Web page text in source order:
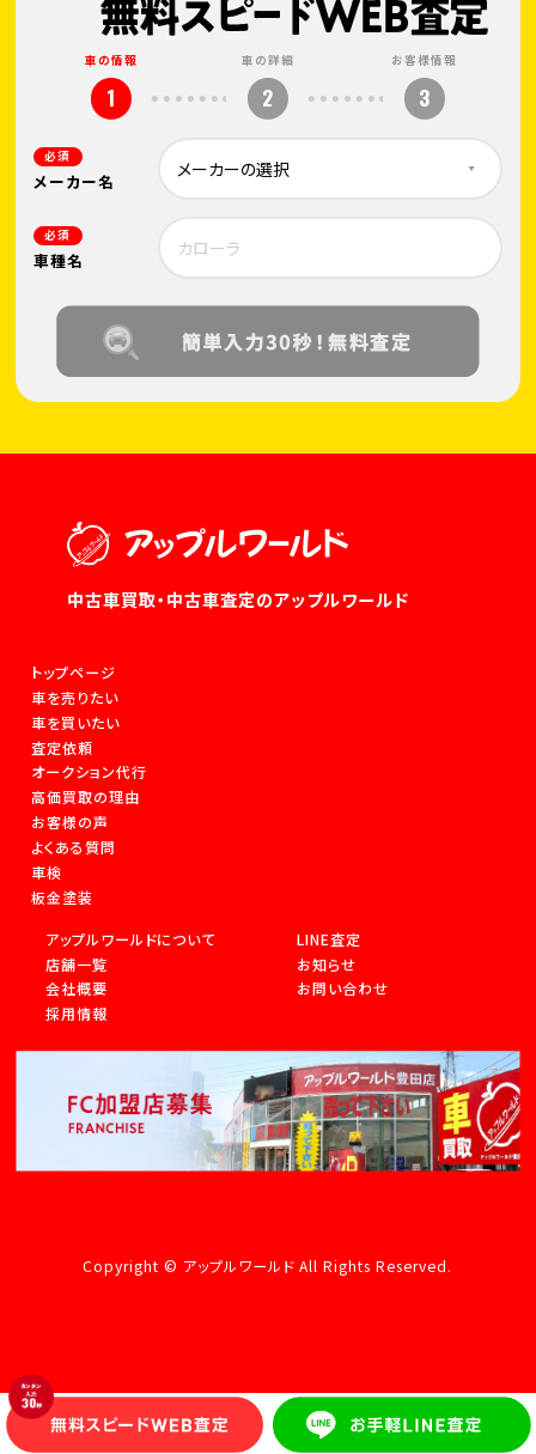
車の情報
1
車の詳細
2
お客様情報
3
必須
メーカー名
必須
車種名
中古車買取・中古車査定のアップルワールド
トップページ
車を売りたい
車を買いたい
査定依頼
オークション代行
高価買取の理由
お客様の声
よくある質問
車検
板金塗装
アップルワールドについて
店舗一覧
会社概要
採用情報
LINE査定
お知らせ
お問い合わせ
Copyright © アップルワールド All Rights Reserved.